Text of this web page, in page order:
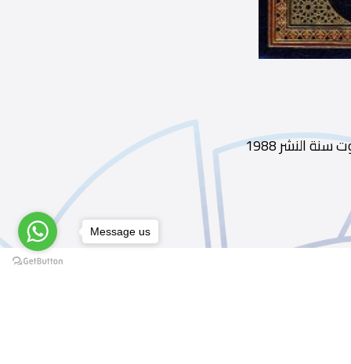
Message us